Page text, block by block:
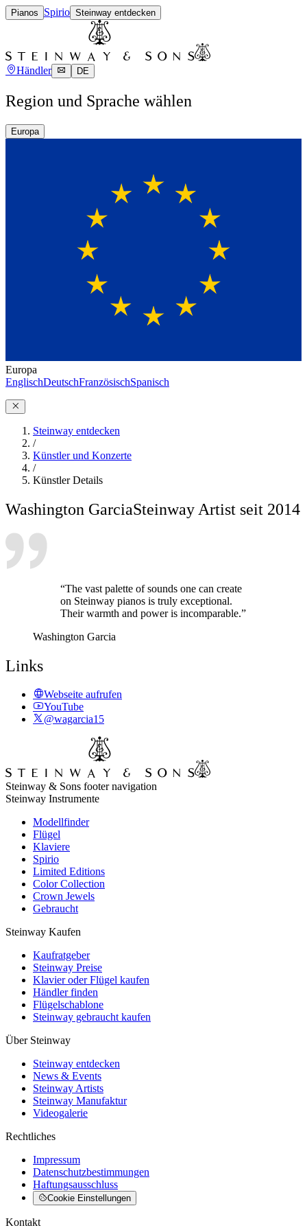
Pianos Spirio Steinway entdecken
Händler DE
Region und Sprache wählen
Europa
Europa
EnglischDeutschFranzösischSpanisch
Steinway entdecken
/
Künstler und Konzerte
/
Künstler Details
Washington GarciaSteinway Artist seit 2014
“The vast palette of sounds one can create
on Steinway pianos is truly exceptional.
Their warmth and power is incomparable.”
Washington Garcia
Links
Webseite aufrufen
YouTube
@wagarcia15
Steinway & Sons footer navigation
Steinway Instrumente
Modellfinder
Flügel
Klaviere
Spirio
Limited Editions
Color Collection
Crown Jewels
Gebraucht
Steinway Kaufen
Kaufratgeber
Steinway Preise
Klavier oder Flügel kaufen
Händler finden
Flügelschablone
Steinway gebraucht kaufen
Über Steinway
Steinway entdecken
News & Events
Steinway Artists
Steinway Manufaktur
Videogalerie
Rechtliches
Impressum
Datenschutzbestimmungen
Haftungsausschluss
Cookie Einstellungen
Kontakt